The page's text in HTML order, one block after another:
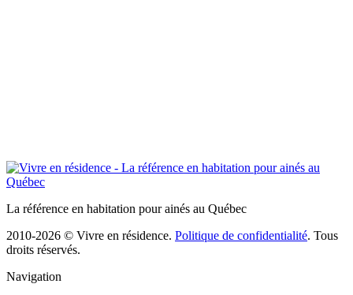
La référence en habitation pour ainés au Québec
2010-2026 © Vivre en résidence. Politique de confidentialité. Tous
droits réservés.
Navigation